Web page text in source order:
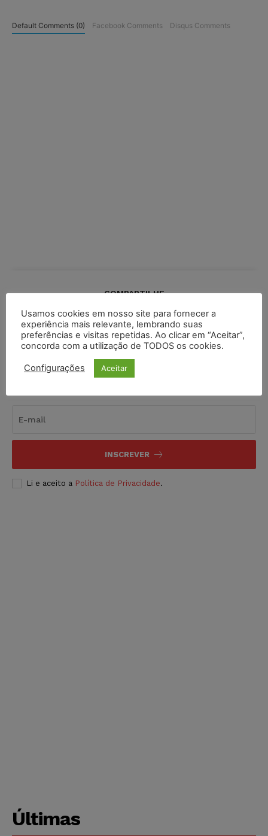
Default Comments (0) Facebook Comments Disqus Comments
COMPARTILHE
INSCREVER
Li e aceito a Política de Privacidade.
Últimas
Usamos cookies em nosso site para fornecer a
experiência mais relevante, lembrando suas
preferências e visitas repetidas. Ao clicar em “Aceitar”,
concorda com a utilização de TODOS os cookies.
Configurações Aceitar